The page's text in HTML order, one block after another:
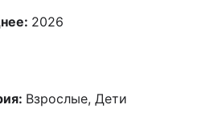
2026
Взрослые, Дети